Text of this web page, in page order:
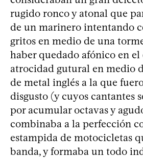
rugido ronco y atonal que
de un marinero intentando
gritos en medio de una
haber quedado afónico en el
atrocidad gutural en medio
de metal inglés a la que
disgusto (y cuyos cantantes
por acumular octavas y
combinaba a la perfección
estampida de motocicletas
banda, y formaba un todo